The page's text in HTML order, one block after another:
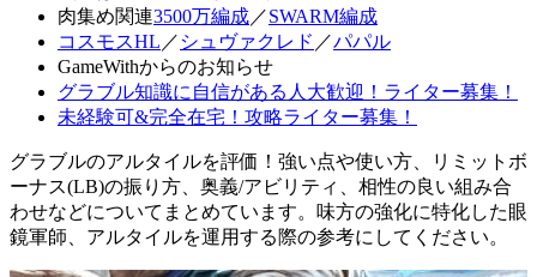
肉集め関連3500万編成／SWARM編成
コスモスHL ／ シュヴァクレド ／パパル
GameWithからのお知らせ
グラブル知識に自信がある人大歓迎！ライター募集！
未経験可&完全在宅！攻略ライター募集！
グラブルのアルタイルを評価！強い点や使い方、リミットボ
ーナス(LB)の振り方、奥義/アビリティ、相性の良い組み合
わせなどについてまとめています。味方の強化に特化した眼
鏡軍師、アルタイルを運用する際の参考にしてください。